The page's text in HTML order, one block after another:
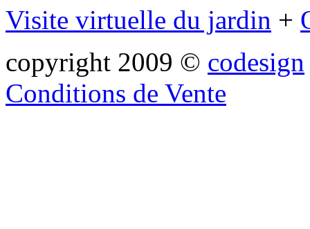
Visite virtuelle du jardin +
copyright 2009 © codesign
Conditions de Vente